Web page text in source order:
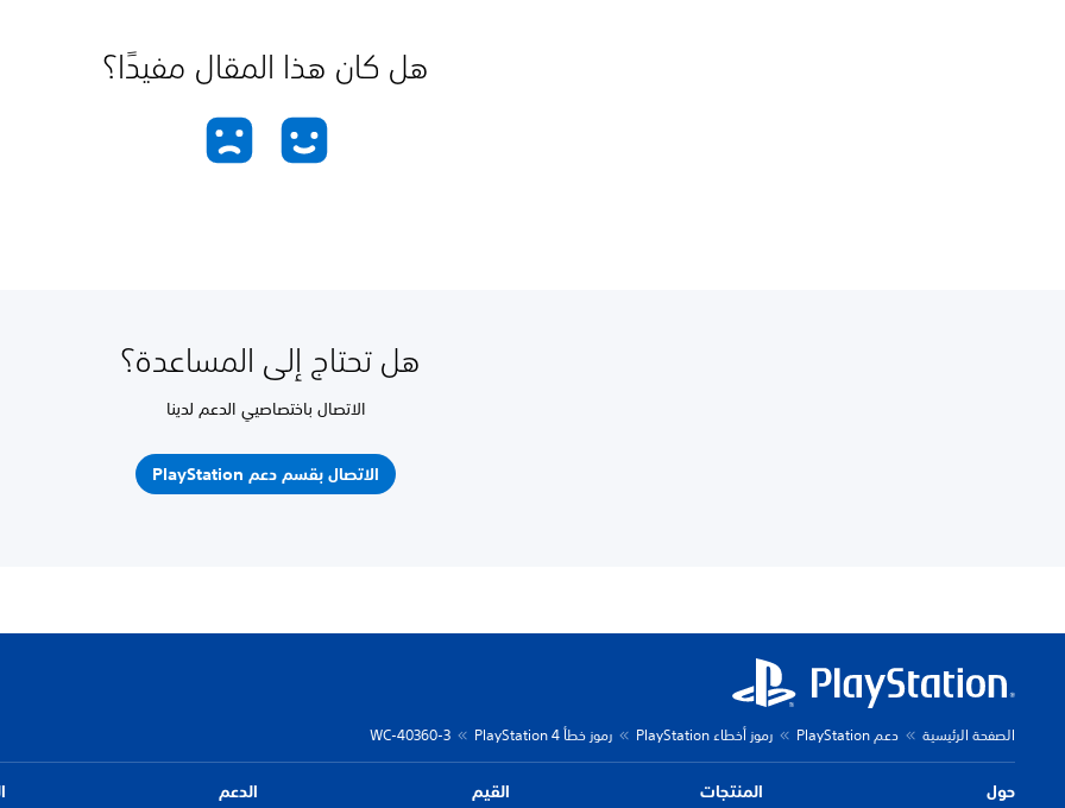
هل كان هذا المقال مفيدًا؟
هل تحتاج إلى المساعدة؟
الاتصال باختصاصيي الدعم لدينا
الاتصال بقسم دعم PlayStation
الصفحة الرئيسية دعم PlayStation رموز أخطاء PlayStation رموز خطأ PlayStation 4 WC-40360-3
حول المنتجات القيم الدعم